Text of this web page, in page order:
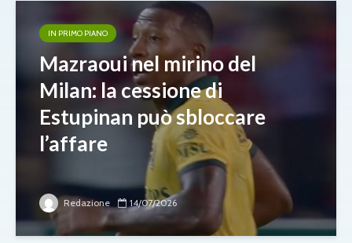
IN PRIMO PIANO
Mazraoui nel mirino del
Milan: la cessione di
Estupinan può sbloccare
l’affare
Redazione 14/07/2026